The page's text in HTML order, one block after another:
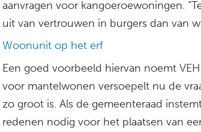
aanvragen voor kangoeroewoningen.
uit van vertrouwen in burgers dan van
Woonunit op het erf
Een goed voorbeeld hiervan noemt
voor mantelwonen versoepelt nu de
zo groot is. Als de gemeenteraad
redenen nodig voor het plaatsen van